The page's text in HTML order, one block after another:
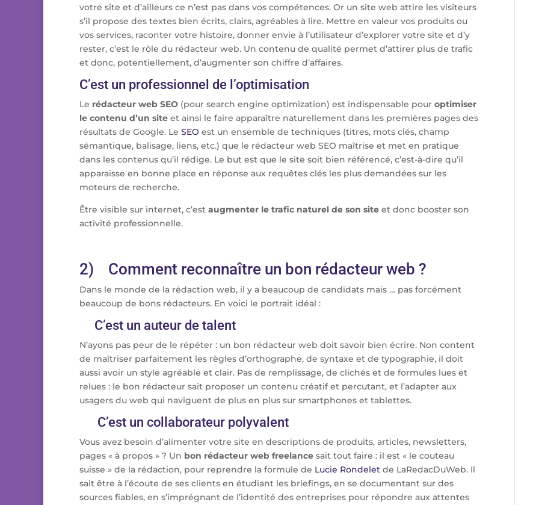
votre site et d’ailleurs ce n’est pas dans vos compétences. Or un site web attire les visiteurs
s’il propose des textes bien écrits, clairs, agréables à lire. Mettre en valeur vos produits ou
vos services, raconter votre histoire, donner envie à l’utilisateur d’explorer votre site et d’y
rester, c’est le rôle du rédacteur web. Un contenu de qualité permet d’attirer plus de trafic
et donc, potentiellement, d’augmenter son chiffre d’affaires.
C’est un professionnel de l’optimisation
Le rédacteur web SEO (pour search engine optimization) est indispensable pour optimiser
le contenu d’un site et ainsi le faire apparaître naturellement dans les premières pages des
résultats de Google. Le SEO est un ensemble de techniques (titres, mots clés, champ
sémantique, balisage, liens, etc.) que le rédacteur web SEO maîtrise et met en pratique
dans les contenus qu’il rédige. Le but est que le site soit bien référencé, c’est-à-dire qu’il
apparaisse en bonne place en réponse aux requêtes clés les plus demandées sur les
moteurs de recherche.
Être visible sur internet, c’est augmenter le trafic naturel de son site et donc booster son
activité professionnelle.
2) Comment reconnaître un bon rédacteur web ?
Dans le monde de la rédaction web, il y a beaucoup de candidats mais … pas forcément
beaucoup de bons rédacteurs. En voici le portrait idéal :
C’est un auteur de talent
N’ayons pas peur de le répéter : un bon rédacteur web doit savoir bien écrire. Non content
de maîtriser parfaitement les règles d’orthographe, de syntaxe et de typographie, il doit
aussi avoir un style agréable et clair. Pas de remplissage, de clichés et de formules lues et
relues : le bon rédacteur sait proposer un contenu créatif et percutant, et l’adapter aux
usagers du web qui naviguent de plus en plus sur smartphones et tablettes.
C’est un collaborateur polyvalent
Vous avez besoin d’alimenter votre site en descriptions de produits, articles, newsletters,
pages « à propos » ? Un bon rédacteur web freelance sait tout faire : il est « le couteau
suisse » de la rédaction, pour reprendre la formule de Lucie Rondelet de LaRedacDuWeb. Il
sait être à l’écoute de ses clients en étudiant les briefings, en se documentant sur des
sources fiables, en s’imprégnant de l’identité des entreprises pour répondre aux attentes